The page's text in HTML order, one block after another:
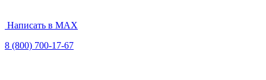
Написать в MAX
8 (800) 700-17-67